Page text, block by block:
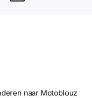
naar Motoblouz